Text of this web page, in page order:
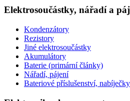
Elektrosoučástky, nářadí a
Kondenzátory
Rezistory
Jiné elektrosoučástky
Akumulátory
Baterie (primární články)
Nářadí, pájení
Bateriové příslušenství, nabíječky